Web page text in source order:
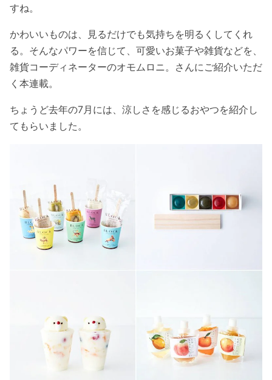
すね。
かわいいものは、見るだけでも気持ちを明るくしてくれ
る。そんなパワーを信じて、可愛いお菓子や雑貨などを、
雑貨コーディネーターのオモムロニ。さんにご紹介いただ
く本連載。
ちょうど去年の7月には、涼しさを感じるおやつを紹介し
てもらいました。